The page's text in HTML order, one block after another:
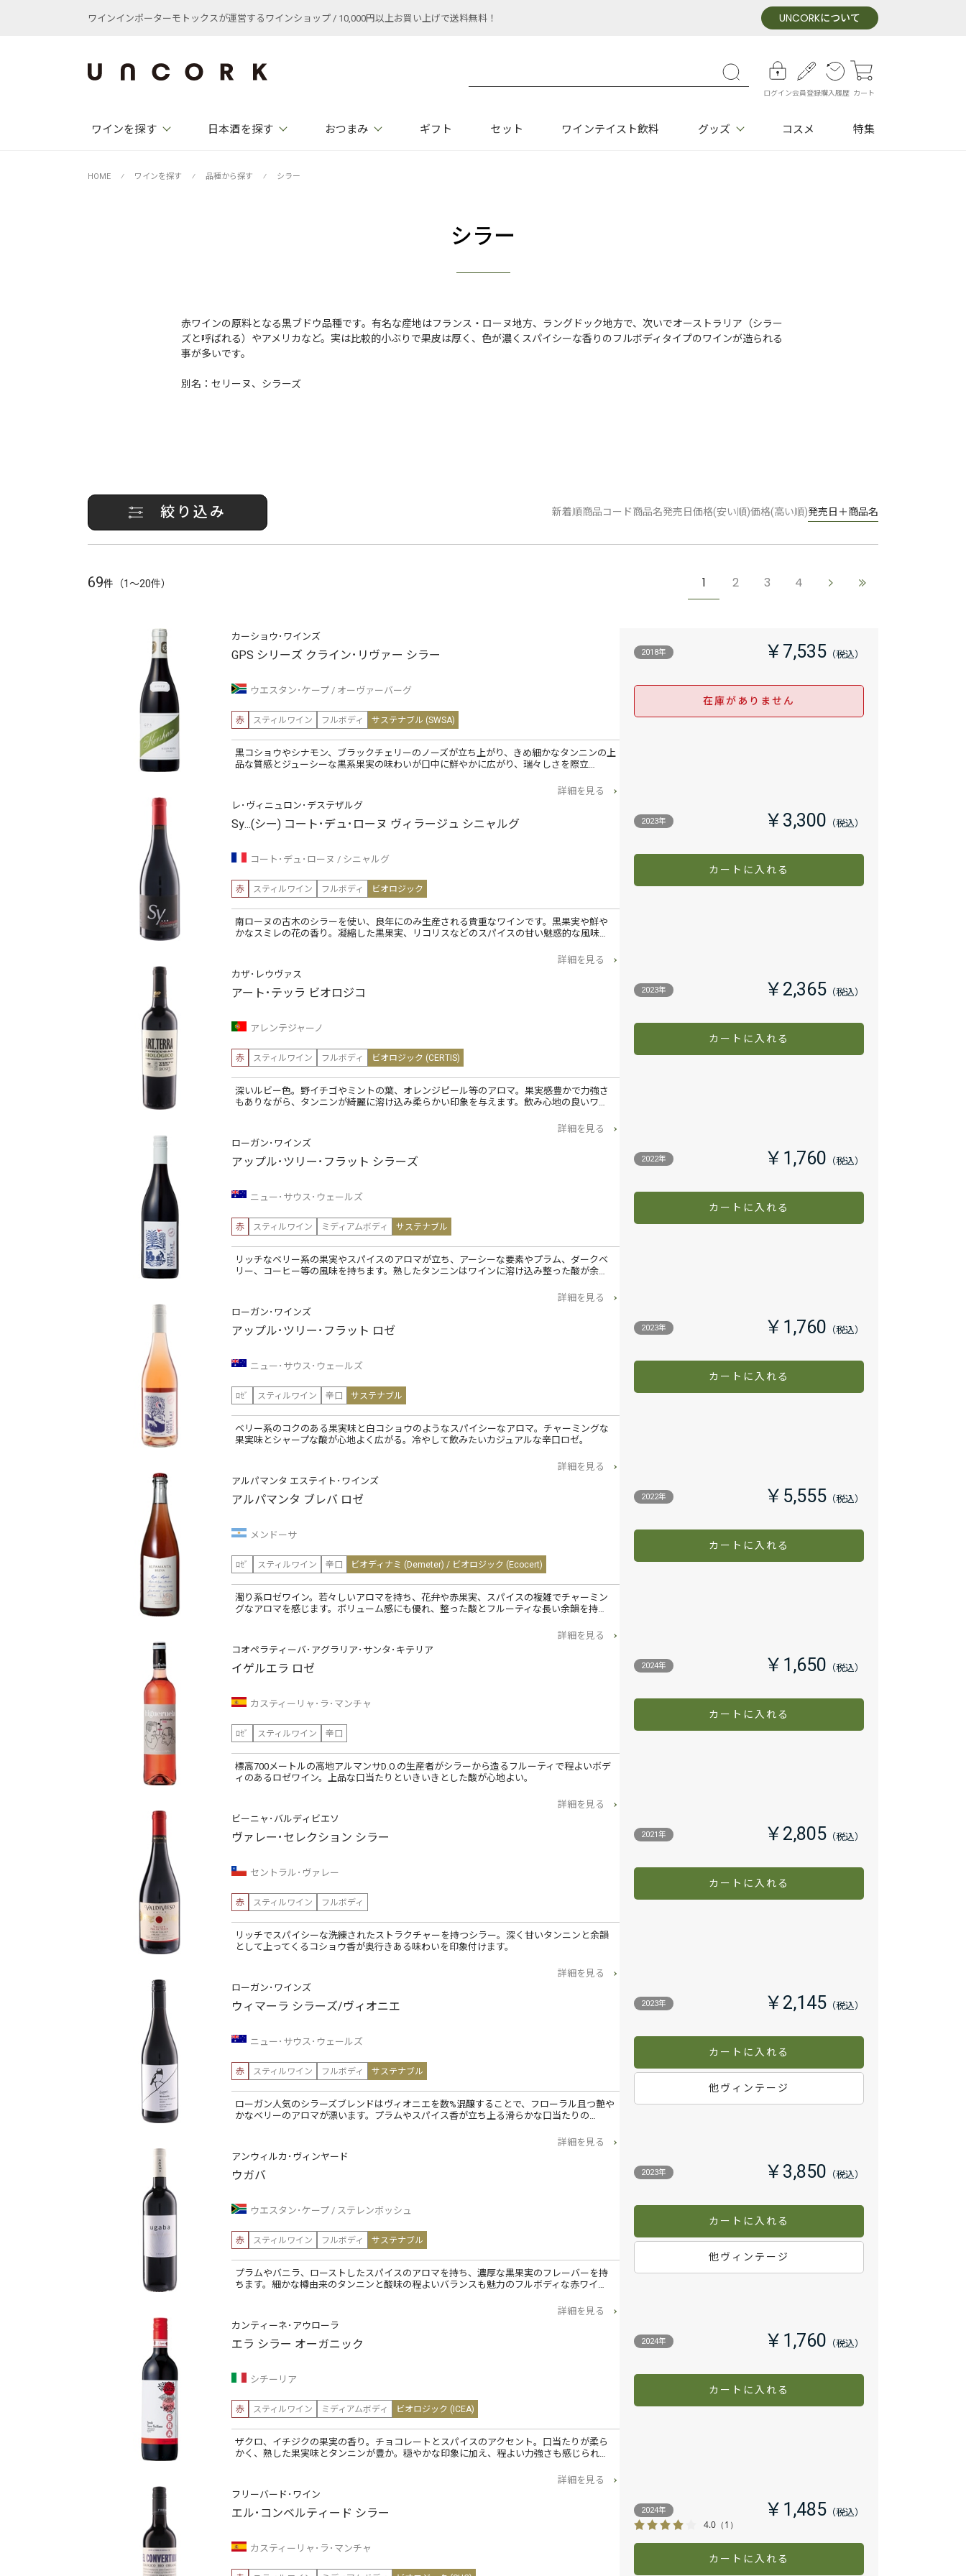
ワインインポーターモトックスが運営するワインショップ / 10,000円以上お買い上げで送料無料！ UNCORKについて
ログイン会員登録購入履歴 カート
ワインを探す 日本酒を探す おつまみ ギフト セット ワインテイスト飲料 グッズ コスメ 特集
HOME ⁄ ワインを探す ⁄ 品種から探す ⁄ シラー
シラー
赤ワインの原料となる黒ブドウ品種です。有名な産地はフランス・ローヌ地方、ラングドック地方で、次いでオーストラリア（シラー
ズと呼ばれる）やアメリカなど。実は比較的小ぶりで果皮は厚く、色が濃くスパイシーな香りのフルボディタイプのワインが造られる
事が多いです。
別名：セリーヌ、シラーズ
絞り込み 新着順商品コード商品名発売日価格(安い順)価格(高い順)発売日＋商品名
69件 （1～20件） 1 2 3 4
カーショウ･ワインズ
GPS シリーズ クライン･リヴァー シラー
ウエスタン･ケープ オーヴァーバーグ
赤 スティルワイン フルボディ サステナブル (SWSA)
黒コショウやシナモン、ブラックチェリーのノーズが立ち上がり、きめ細かなタンニンの上
品な質感とジューシーな黒系果実の味わいが口中に鮮やかに広がり、瑞々しさを際立…
詳細を見る
2018年 ￥7,535
在庫がありません
レ･ヴィニュロン･デステザルグ
Sy...(シー) コート･デュ･ローヌ ヴィラージュ シニャルグ
コート･デュ･ローヌ シニャルグ
赤 スティルワイン フルボディ ビオロジック
南ローヌの古木のシラーを使い、良年にのみ生産される貴重なワインです。黒果実や鮮や
かなスミレの花の香り。凝縮した黒果実、リコリスなどのスパイスの甘い魅惑的な風味…
詳細を見る
2023年 ￥3,300
カートに入れる
カザ･レウヴァス
アート･テッラ ビオロジコ
アレンテジャーノ
赤 スティルワイン フルボディ ビオロジック (CERTIS)
深いルビー色。野イチゴやミントの葉、オレンジピール等のアロマ。果実感豊かで力強さ
もありながら、タンニンが綺麗に溶け込み柔らかい印象を与えます。飲み心地の良いワ…
詳細を見る
2023年 ￥2,365
カートに入れる
ローガン･ワインズ
アップル･ツリー･フラット シラーズ
ニュー･サウス･ウェールズ
赤 スティルワイン ミディアムボディ サステナブル
リッチなベリー系の果実やスパイスのアロマが立ち、アーシーな要素やプラム、ダークベ
リー、コーヒー等の風味を持ちます。熟したタンニンはワインに溶け込み整った酸が余…
詳細を見る
2022年 ￥1,760
カートに入れる
ローガン･ワインズ
アップル･ツリー･フラット ロゼ
ニュー･サウス･ウェールズ
ﾛｾﾞ スティルワイン 辛口 サステナブル
ベリー系のコクのある果実味と白コショウのようなスパイシーなアロマ。チャーミングな
果実味とシャープな酸が心地よく広がる。冷やして飲みたいカジュアルな辛口ロゼ。
詳細を見る
2023年 ￥1,760
カートに入れる
アルパマンタ エステイト･ワインズ
アルパマンタ ブレバ ロゼ
メンドーサ
ﾛｾﾞ スティルワイン 辛口 ビオディナミ (Demeter) / ビオロジック (Ecocert)
濁り系ロゼワイン。若々しいアロマを持ち、花弁や赤果実、スパイスの複雑でチャーミン
グなアロマを感じます。ボリューム感にも優れ、整った酸とフルーティな長い余韻を持…
詳細を見る
2022年 ￥5,555
カートに入れる
コオペラティーバ･アグラリア･サンタ･キテリア
イゲルエラ ロゼ
カスティーリャ･ラ･マンチャ
ﾛｾﾞ スティルワイン 辛口
標高700メートルの高地アルマンサD.O.の生産者がシラーから造るフルーティで程よいボデ
ィのあるロゼワイン。上品な口当たりといきいきとした酸が心地よい。
詳細を見る
2024年 ￥1,650
カートに入れる
ビーニャ･バルディビエソ
ヴァレー･セレクション シラー
セントラル･ヴァレー
赤 スティルワイン フルボディ
リッチでスパイシーな洗練されたストラクチャーを持つシラー。深く甘いタンニンと余韻
として上ってくるコショウ香が奥行きある味わいを印象付けます。
詳細を見る
2021年 ￥2,805
カートに入れる
ローガン･ワインズ
ウィマーラ シラーズ/ヴィオニエ
ニュー･サウス･ウェールズ
赤 スティルワイン フルボディ サステナブル
ローガン人気のシラーズブレンドはヴィオニエを数%混醸することで、フローラル且つ艶や
かなベリーのアロマが漂います。プラムやスパイス香が立ち上る滑らかな口当たりの…
詳細を見る
2023年 ￥2,145
カートに入れる
他ヴィンテージ
アンウィルカ･ヴィンヤード
ウガバ
ウエスタン･ケープ ステレンボッシュ
赤 スティルワイン フルボディ サステナブル
プラムやバニラ、ローストしたスパイスのアロマを持ち、濃厚な黒果実のフレーバーを持
ちます。細かな樽由来のタンニンと酸味の程よいバランスも魅力のフルボディな赤ワイ…
詳細を見る
2023年 ￥3,850
カートに入れる
他ヴィンテージ
カンティーネ･アウローラ
エラ シラー オーガニック
シチーリア
赤 スティルワイン ミディアムボディ ビオロジック (ICEA)
ザクロ、イチジクの果実の香り。チョコレートとスパイスのアクセント。口当たりが柔ら
かく、熟した果実味とタンニンが豊か。穏やかな印象に加え、程よい力強さも感じられ…
詳細を見る
2024年 ￥1,760
カートに入れる
フリーバード･ワイン
エル･コンベルティード シラー
カスティーリャ･ラ･マンチャ
2024年 ￥1,485
4.0 （1）
カートに入れる